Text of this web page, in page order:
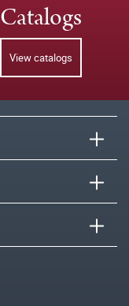
Catalogs
View catalogs